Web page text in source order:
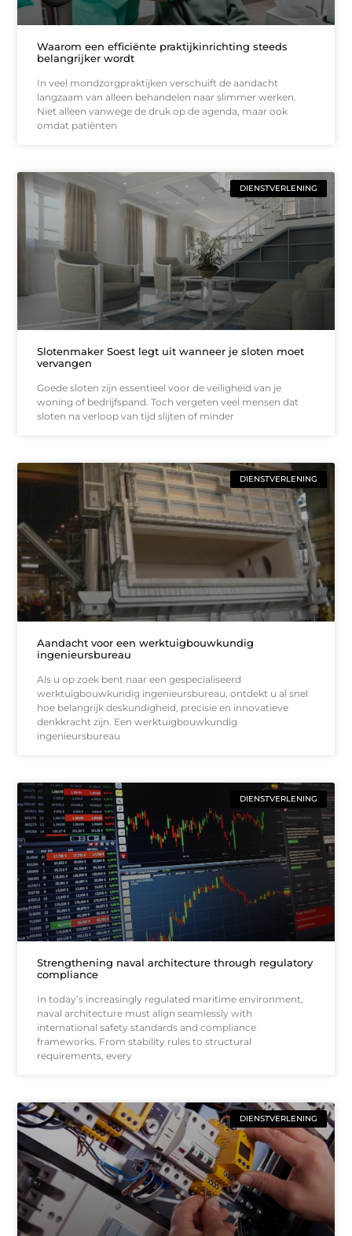
Waarom een efficiënte praktijkinrichting steeds
belangrijker wordt
In veel mondzorgpraktijken verschuift de aandacht
langzaam van alleen behandelen naar slimmer werken.
Niet alleen vanwege de druk op de agenda, maar ook
omdat patiënten
DIENSTVERLENING
Slotenmaker Soest legt uit wanneer je sloten moet
vervangen
Goede sloten zijn essentieel voor de veiligheid van je
woning of bedrijfspand. Toch vergeten veel mensen dat
sloten na verloop van tijd slijten of minder
DIENSTVERLENING
Aandacht voor een werktuigbouwkundig
ingenieursbureau
Als u op zoek bent naar een gespecialiseerd
werktuigbouwkundig ingenieursbureau, ontdekt u al snel
hoe belangrijk deskundigheid, precisie en innovatieve
denkkracht zijn. Een werktuigbouwkundig
ingenieursbureau
DIENSTVERLENING
Strengthening naval architecture through regulatory
compliance
In today’s increasingly regulated maritime environment,
naval architecture must align seamlessly with
international safety standards and compliance
frameworks. From stability rules to structural
requirements, every
DIENSTVERLENING